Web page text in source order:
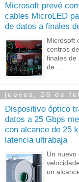
Microsoft prevé
cables MicroLED
de datos a finales
Microsoft
centros
finales
de ...
jueves, 26 de
Dispositivo óptico
datos a 25 Gbps
con alcance de 25
latencia ultrabaja
Un nuevo
un